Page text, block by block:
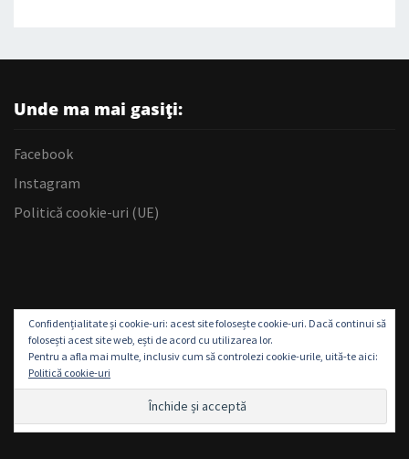
Unde ma mai gasiți:
Facebook
Instagram
Politică cookie-uri (UE)
Confidențialitate și cookie-uri: acest site folosește cookie-uri. Dacă continui să
folosești acest site web, ești de acord cu utilizarea lor.
Pentru a afla mai multe, inclusiv cum să controlezi cookie-urile, uită-te aici:
Politică cookie-uri